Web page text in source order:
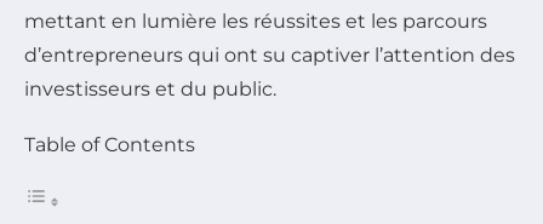
mettant en lumière les réussites et les parcours
d’entrepreneurs qui ont su captiver l’attention des
investisseurs et du public.
Table of Contents